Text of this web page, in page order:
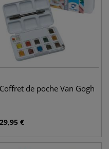
Coffret de poche Van Gogh
29,95 €